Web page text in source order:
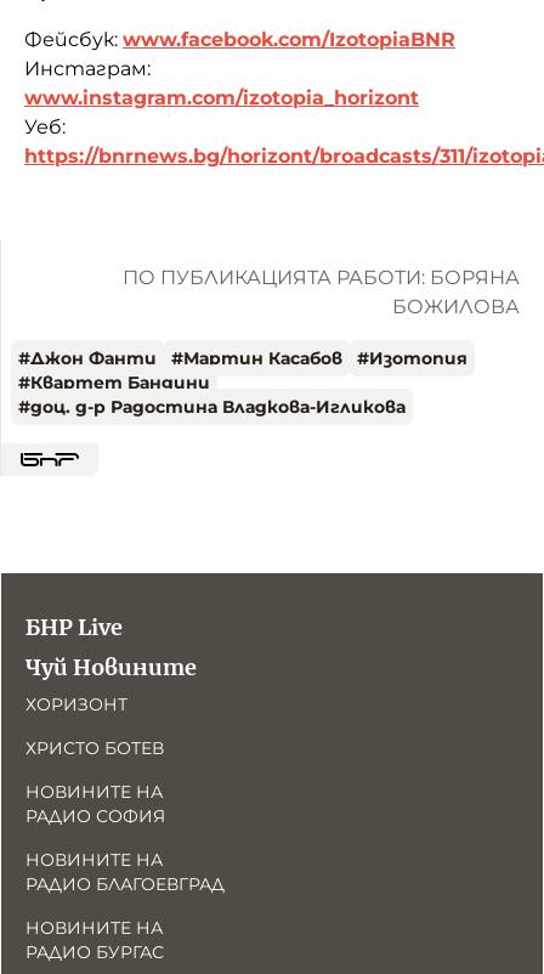
Фейсбук: www.facebook.com/IzotopiaBNR
Инстаграм:
www.instagram.com/izotopia_horizont
Уеб:
https://bnrnews.bg/horizont/broadcasts/311/
ПО ПУБЛИКАЦИЯТА РАБОТИ: БОРЯНА
БОЖИЛОВА
#Джон Фанти #Мартин Касабов #Изотопия
#Квартет Бандини
#доц. д-р Радостина Владкова-Игликова
БНР Live
Чуй Новините
ХОРИЗОНТ
ХРИСТО БОТЕВ
НОВИНИТЕ НА
РАДИО СОФИЯ
НОВИНИТЕ НА
РАДИО БЛАГОЕВГРАД
НОВИНИТЕ НА
РАДИО БУРГАС